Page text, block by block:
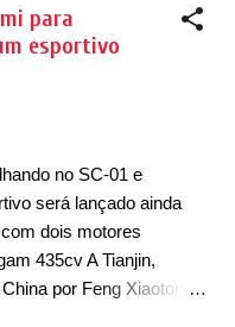
Não era uma
a marca perdeu o
muitos consideram
de 2021. E lá fora a
trabalhando para retirá-
como a Austrália
linha no início de 2023 e
que ele já se
para
esportivo
no SC-01 e
será lançado ainda
dois motores
435cv A Tianjin,
por Feng Xiaotong,